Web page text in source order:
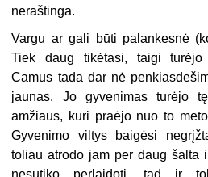
neraštinga.
Vargu ar gali būti palankesnė
Tiek daug tikėtasi, taigi
Camus tada dar nė
jaunas. Jo gyvenimas turėjo
amžiaus, kuri praėjo nuo to
Gyvenimo viltys baigėsi
toliau atrodo jam per daug šalta